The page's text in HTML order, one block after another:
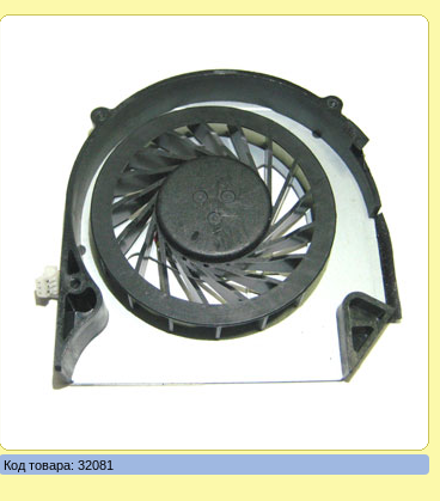
Код товара: 32081